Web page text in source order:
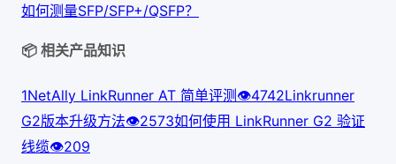
如何测量SFP/SFP+/QSFP？
📦 相关产品知识
1NetAlly LinkRunner AT 简单评测👁4742Linkrunner
G2版本升级方法👁2573如何使用 LinkRunner G2 验证
线缆👁209